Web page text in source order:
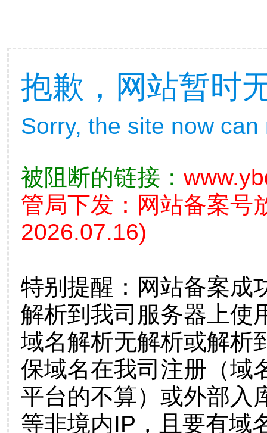
抱歉，网站暂时
Sorry, the site now
被阻断的链接：
管局下发：网站备案号
2026.07.16)
特别提醒：网站备案成
解析到我司服务器上使
域名解析无解析或解析
保域名在我司注册（域
平台的不算）或外部入
等非境内IP，且要有域